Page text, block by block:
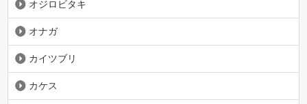
オジロビタキ
オナガ
カイツブリ
カケス